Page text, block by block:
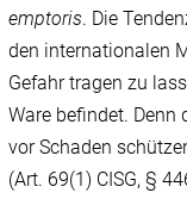
emptoris. Die
den internationalen
Gefahr tragen zu
Ware befindet. Denn
vor Schaden
(Art. 69(1) CISG, §